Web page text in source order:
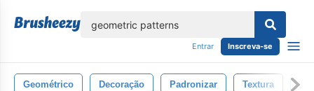
Entrar Inscreva-se
Geométrico Decoração Padronizar Textura